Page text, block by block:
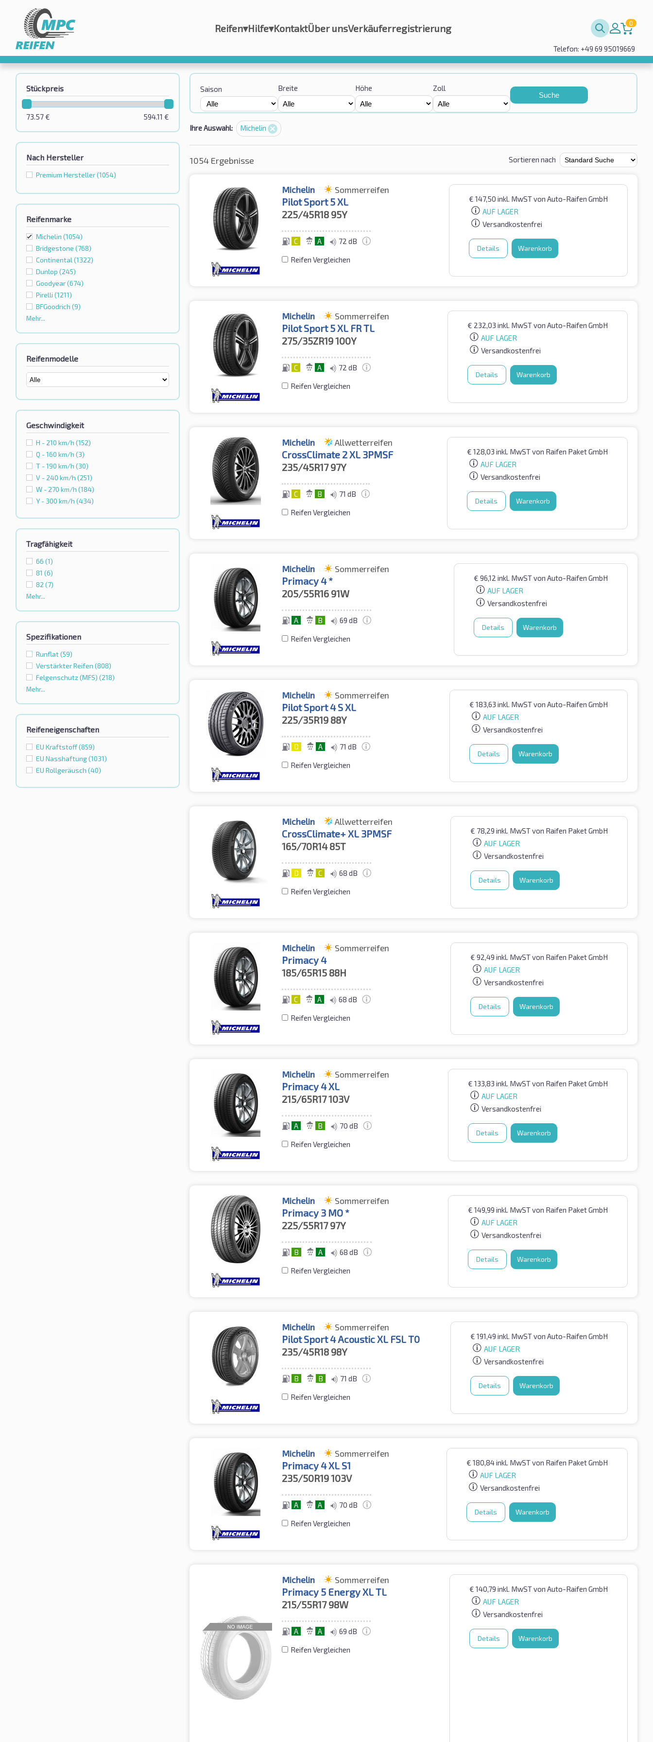
Reifen▾Hilfe▾KontaktÜber unsVerkäuferregistrierung 0
Telefon: +49 69 95019669
Stückpreis
594.11 €
73.57€
Nach Hersteller
Premium Hersteller(1054)
Reifenmarke
Michelin (1054)
Bridgestone (768)
Continental (1322)
Dunlop (245)
Goodyear(674)
Pirelli (1211)
BFGoodrich (9)
Mehr...
Reifenmodelle
Geschwindigkeit
H - 210 km/h (152)
Q - 160 km/h (3)
T - 190 km/h (30)
V - 240 km/h (251)
W - 270 km/h (184)
Y - 300 km/h (434)
Tragfähigkeit
66 (1)
81 (6)
82 (7)
Mehr...
Spezifikationen
Runflat(59)
Verstärkter Reifen (808)
Felgenschutz (MFS) (218)
Mehr...
Reifeneigenschaften
EU Kraftstoff(859)
EU Nasshaftung(1031)
EU Rollgeräusch (40)
Saison Breite Höhe Zoll
Suche
Ihre Auswahl: Michelin
1054 Ergebnisse Sortieren nach
Michelin Sommerreifen
Pilot Sport 5 XL
225/45R18 95Y
C A 72 dB
Reifen Vergleichen
€ 147,50 inkl. MwSTvon Auto-Raifen GmbH
AUF LAGER
Versandkostenfrei
Details Warenkorb
Michelin Sommerreifen
Pilot Sport 5 XL FR TL
275/35ZR19100Y
C A 72 dB
Reifen Vergleichen
€ 232,03 inkl. MwSTvon Auto-Raifen GmbH
AUF LAGER
Versandkostenfrei
Details Warenkorb
Michelin Allwetterreifen
CrossClimate 2 XL 3PMSF
235/45R1797Y
C B 71 dB
Reifen Vergleichen
€ 128,03 inkl. MwSTvon Raifen Paket GmbH
AUF LAGER
Versandkostenfrei
Details Warenkorb
Michelin Sommerreifen
Primacy 4 *
205/55R16 91W
A B 69 dB
Reifen Vergleichen
€ 96,12 inkl. MwSTvon Auto-Raifen GmbH
AUF LAGER
Versandkostenfrei
Details Warenkorb
Michelin Sommerreifen
Pilot Sport 4 S XL
225/35R19 88Y
D A 71 dB
Reifen Vergleichen
€ 183,63 inkl. MwSTvon Auto-Raifen GmbH
AUF LAGER
Versandkostenfrei
Details Warenkorb
Michelin Allwetterreifen
CrossClimate+ XL 3PMSF
165/70R1485T
D C 68 dB
Reifen Vergleichen
€ 78,29 inkl. MwSTvon Raifen Paket GmbH
AUF LAGER
Versandkostenfrei
Details Warenkorb
Michelin Sommerreifen
Primacy 4
185/65R15 88H
C A 68 dB
Reifen Vergleichen
€ 92,49 inkl. MwSTvon Raifen Paket GmbH
AUF LAGER
Versandkostenfrei
Details Warenkorb
Michelin Sommerreifen
Primacy 4 XL
215/65R17103V
A B 70 dB
Reifen Vergleichen
€ 133,83 inkl. MwSTvon Raifen Paket GmbH
AUF LAGER
Versandkostenfrei
Details Warenkorb
Michelin Sommerreifen
Primacy 3 MO *
225/55R1797Y
B A 68 dB
Reifen Vergleichen
€ 149,99 inkl. MwSTvon Raifen Paket GmbH
AUF LAGER
Versandkostenfrei
Details Warenkorb
Michelin Sommerreifen
Pilot Sport 4 Acoustic XL FSL T0
235/45R18 98Y
B B 71 dB
Reifen Vergleichen
€ 191,49 inkl. MwSTvon Auto-Raifen GmbH
AUF LAGER
Versandkostenfrei
Details Warenkorb
Michelin Sommerreifen
Primacy 4 XL S1
235/50R19103V
A A 70 dB
Reifen Vergleichen
€ 180,84inkl. MwSTvon Raifen Paket GmbH
AUF LAGER
Versandkostenfrei
Details Warenkorb
Michelin Sommerreifen
Primacy 5 Energy XL TL
215/55R1798W
A A 69 dB
Reifen Vergleichen
€ 140,79 inkl. MwSTvon Auto-Raifen GmbH
AUF LAGER
Versandkostenfrei
Details Warenkorb